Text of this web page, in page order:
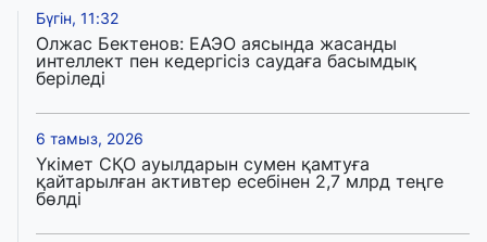
Бүгін, 11:32
Олжас Бектенов: ЕАЭО аясында жасанды
интеллект пен кедергісіз саудаға басымдық
беріледі
6 тамыз, 2026
Үкімет СҚО ауылдарын сумен қамтуға
қайтарылған активтер есебінен 2,7 млрд теңге
бөлді